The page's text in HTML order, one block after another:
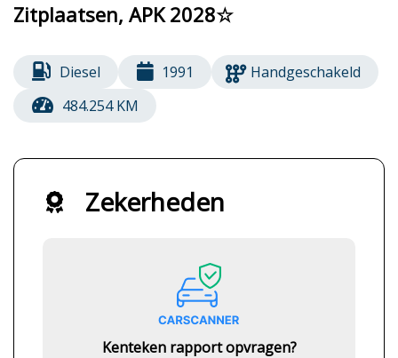
Zitplaatsen, APK 2028☆
Diesel 1991
Handgeschakeld
484.254 KM
Zekerheden
Kenteken rapport opvragen?